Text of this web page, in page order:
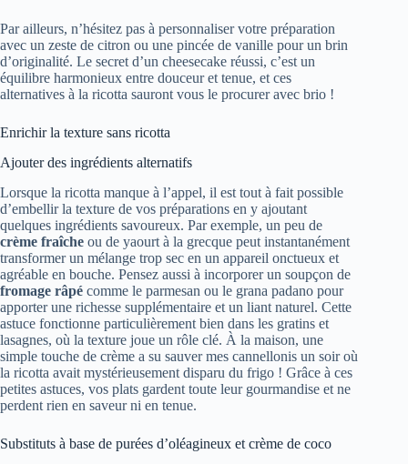
Par ailleurs, n’hésitez pas à personnaliser votre préparation
avec un zeste de citron ou une pincée de vanille pour un brin
d’originalité. Le secret d’un cheesecake réussi, c’est un
équilibre harmonieux entre douceur et tenue, et ces
alternatives à la ricotta sauront vous le procurer avec brio !
Enrichir la texture sans ricotta
Ajouter des ingrédients alternatifs
Lorsque la ricotta manque à l’appel, il est tout à fait possible
d’embellir la texture de vos préparations en y ajoutant
quelques ingrédients savoureux. Par exemple, un peu de
crème fraîche ou de yaourt à la grecque peut instantanément
transformer un mélange trop sec en un appareil onctueux et
agréable en bouche. Pensez aussi à incorporer un soupçon de
fromage râpé comme le parmesan ou le grana padano pour
apporter une richesse supplémentaire et un liant naturel. Cette
astuce fonctionne particulièrement bien dans les gratins et
lasagnes, où la texture joue un rôle clé. À la maison, une
simple touche de crème a su sauver mes cannellonis un soir où
la ricotta avait mystérieusement disparu du frigo ! Grâce à ces
petites astuces, vos plats gardent toute leur gourmandise et ne
perdent rien en saveur ni en tenue.
Substituts à base de purées d’oléagineux et crème de coco